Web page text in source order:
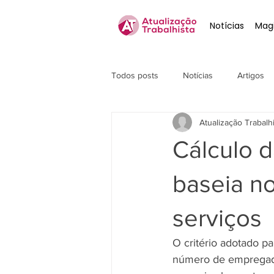
Notícias
Todos posts Notícias Artigos
Cálculo
baseia
serviços
Atualização
O critério adotado
número de